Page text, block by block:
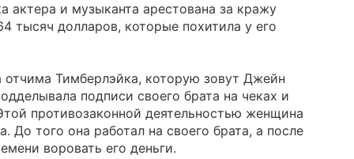
актера и музыканта арестована за кражу
тысяч долларов, которые похитила у его
отчима Тимберлэйка, которую зовут Джейн
подписи своего брата на чеках и
противозаконной деятельностью женщина
До того она работал на своего брата, а после
воровать его деньги.